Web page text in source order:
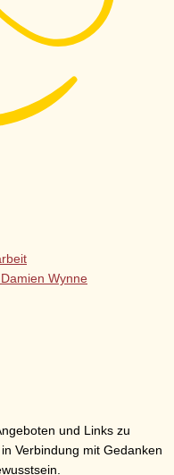
Wynne
und Links zu
Verbindung mit Gedanken